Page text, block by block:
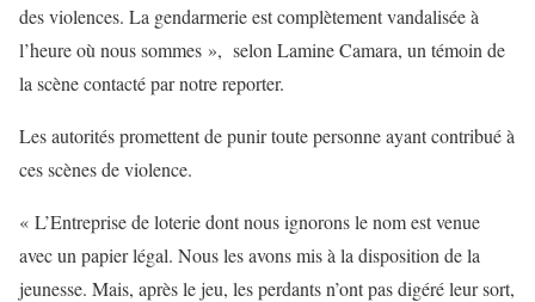
des violences. La gendarmerie est complètement vandalisée à
l’heure où nous sommes », selon Lamine Camara, un témoin de
la scène contacté par notre reporter.
Les autorités promettent de punir toute personne ayant contribué à
ces scènes de violence.
« L’Entreprise de loterie dont nous ignorons le nom est venue
avec un papier légal. Nous les avons mis à la disposition de la
jeunesse. Mais, après le jeu, les perdants n’ont pas digéré leur sort,